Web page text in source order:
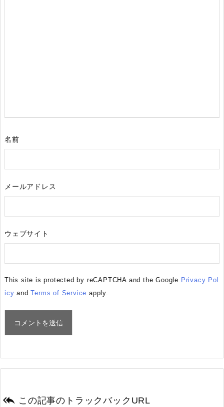
名前
メールアドレス
ウェブサイト
This site is protected by reCAPTCHA and the Google Privacy Pol
icy andTerms of Service apply.
 この記事のトラックバックURL